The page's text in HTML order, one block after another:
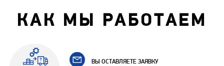
КАК МЫ РАБОТАЕМ
ВЫ ОСТАВЛЯЕТЕ ЗАЯВКУ